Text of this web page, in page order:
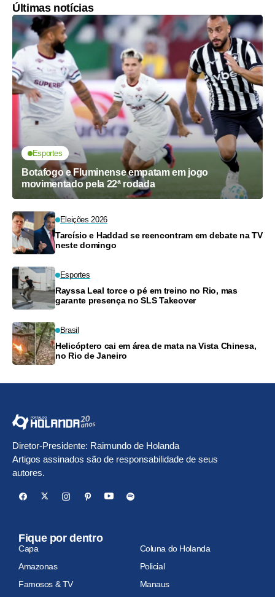
Últimas notícias
Esportes
Botafogo e Fluminense empatam em jogo
movimentado pela 22ª rodada
Eleições 2026
Tarcísio e Haddad se reencontram em debate na TV
neste domingo
Esportes
Rayssa Leal torce o pé em treino no Rio, mas
garante presença no SLS Takeover
Brasil
Helicóptero cai em área de mata na Vista Chinesa,
no Rio de Janeiro
Diretor-Presidente: Raimundo de Holanda
Artigos assinados são de responsabilidade de seus
autores.
Fique por dentro
Capa
Coluna do Holanda
Amazonas
Policial
Famosos & TV
Manaus